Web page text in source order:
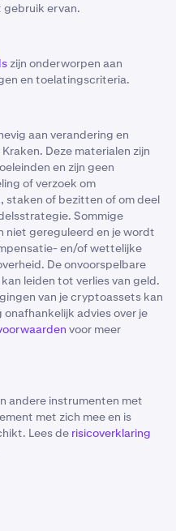
ervan.
zijn onderworpen aan
en toelatingscriteria.
aan verandering en
Deze materialen zijn
en zijn geen
of verzoek om
of bezitten of om deel
Sommige
gereguleerd en je wordt
en/of wettelijke
De onvoorspelbare
leiden tot verlies van geld.
van je cryptoassets kan
advies over je
voor meer
andere instrumenten met
met zich mee en is
Lees de risicoverklaring